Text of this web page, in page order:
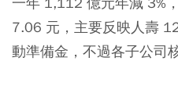
7.06 元，主要反映人壽
動準備金，不過各子公司